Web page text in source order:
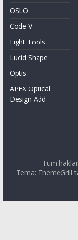
OSLO
Code V
Light Tools
Lucid Shape
Optis
APEX Optical
Design Add
Tüm
Tema: ThemeGrill